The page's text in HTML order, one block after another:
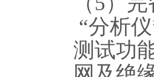
“分析
测试功